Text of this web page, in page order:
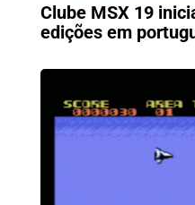
Clube MSX 19
edições em